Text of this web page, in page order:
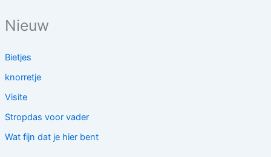
Nieuw
Bietjes
knorretje
Visite
Stropdas voor vader
Wat fijn dat je hier bent